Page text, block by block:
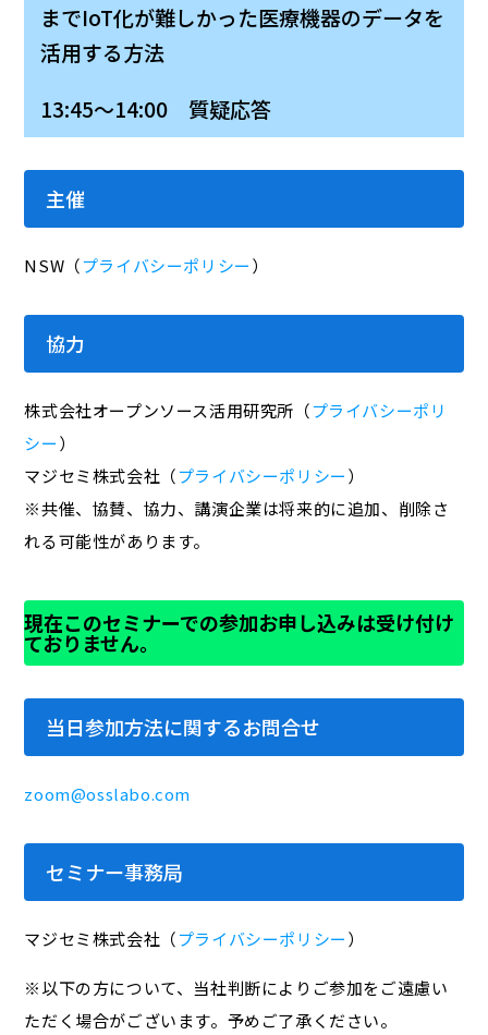
までIoT化が難しかった医療機器のデータを
活用する方法
13:45～14:00 質疑応答
主催
NSW（プライバシーポリシー）
協力
株式会社オープンソース活用研究所（プライバシーポリ
シー）
マジセミ株式会社（プライバシーポリシー）
※共催、協賛、協力、講演企業は将来的に追加、削除さ
れる可能性があります。
現在このセミナーでの参加お申し込みは受け付け
ておりません。
当日参加方法に関するお問合せ
zoom@osslabo.com
セミナー事務局
マジセミ株式会社（プライバシーポリシー）
※以下の方について、当社判断によりご参加をご遠慮い
ただく場合がございます。予めご了承ください。